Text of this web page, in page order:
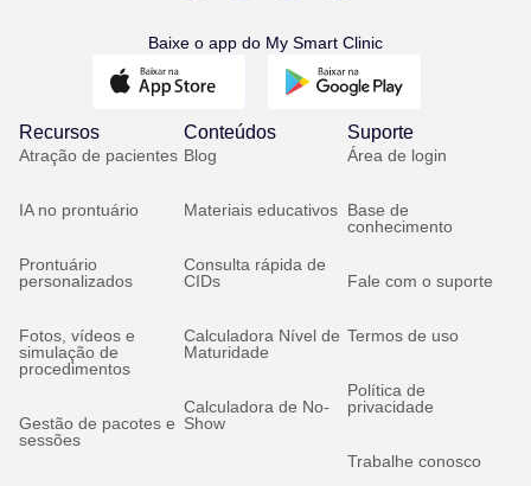
Baixe o app do My Smart Clinic
Recursos
Atração de pacientes
IA no prontuário
Prontuário
personalizados
Fotos, vídeos e
simulação de
procedimentos
Gestão de pacotes e
sessões
Conteúdos
Blog
Materiais educativos
Consulta rápida de
CIDs
Calculadora Nível de
Maturidade
Calculadora de No-
Show
Suporte
Área de login
Base de
conhecimento
Fale com o suporte
Termos de uso
Política de
privacidade
Trabalhe conosco